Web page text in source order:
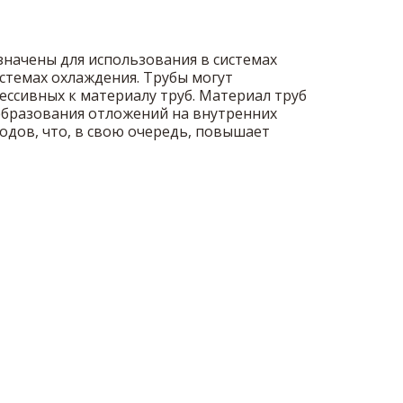
для использования в системах
охлаждения. Трубы могут
к материалу труб. Материал труб
отложений на внутренних
что, в свою очередь, повышает